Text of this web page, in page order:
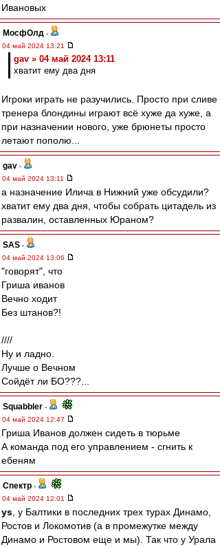
Ивановых
МосфОлд -
04 май 2024 13:21
gav » 04 май 2024 13:11
хватит ему два дня
Игроки играть не разучились. Просто при сливе
тренера блондины играют всё хуже да хуже, а
при назначении нового, уже брюнеты просто
летают пополю...
gav -
04 май 2024 13:11
а назначение Илича в Нижний уже обсудили?
хватит ему два дня, чтобы собрать цитадель из
развалин, оставленных Юраном?
SAS -
04 май 2024 13:06
"говорят", что
Гриша иванов
Вечно ходит
Без штанов?!
////
Ну и ладно.
Лучше о Вечном
Сойдёт ли БО???...
Squabbler -
04 май 2024 12:47
Гриша Иванов должен сидеть в тюрьме
А команда под его управлением - сгнить к
ебеням
Спектр -
04 май 2024 12:01
ys , у Балтики в последних трех турах Динамо,
Ростов и Локомотив (а в промежутке между
Динамо и Ростовом еще и мы). Так что у Урала